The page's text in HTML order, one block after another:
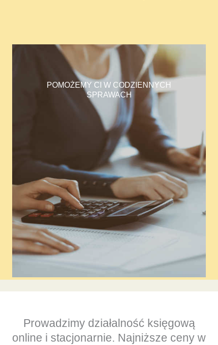
POMOŻEMY CI W CODZIENNYCH
SPRAWACH
Prowadzimy działalność księgową
online i stacjonarnie. Najniższe ceny w